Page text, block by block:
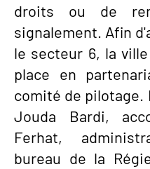
droits ou de
signalement. Afin
le secteur 6, la
place en
comité de pilotage.
Jouda Bardi,
Ferhat,
bureau de la